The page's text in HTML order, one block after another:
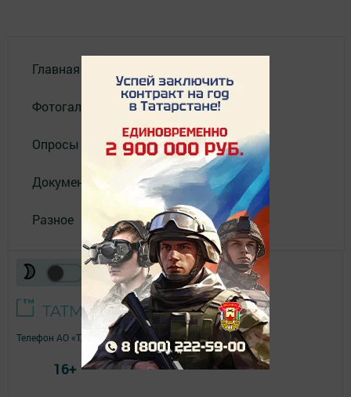
Главная
Фотогалереи
Опросы
Документы филиала
Разное
Телефон АО «ТАТМЕДИА»: (843) 222 09 84
16+